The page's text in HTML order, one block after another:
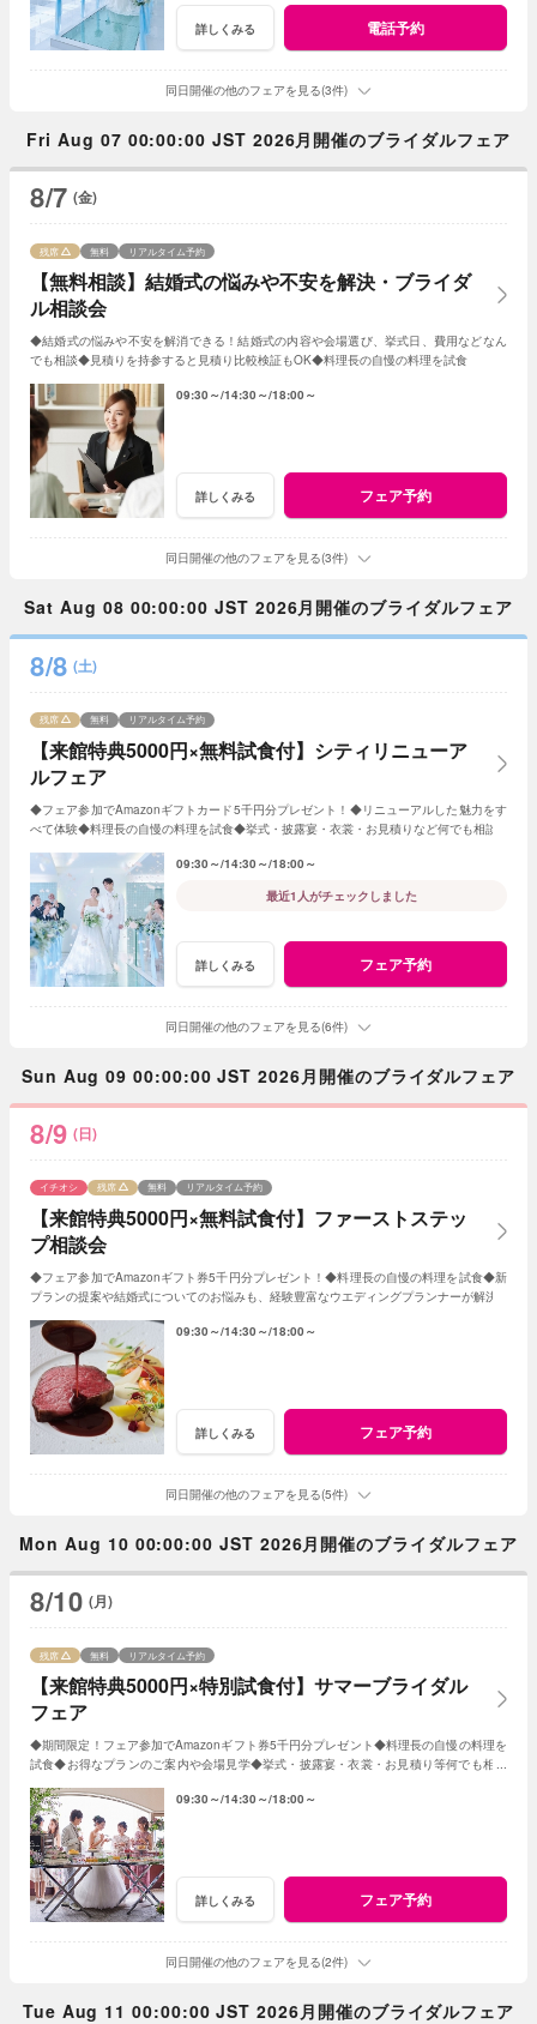
詳しくみる 電話予約
同日開催の他のフェアを見る(3件)
Fri Aug 07 00:00:00 JST 2026月開催のブライダルフェア
8/7 (金)
【無料相談】結婚式の悩みや不安を解決・ブライダ
ル相談会
残席 無料 リアルタイム予約
◆結婚式の悩みや不安を解消できる！結婚式の内容や会場選び、挙式日、費用などなん
でも相談◆見積りを持参すると見積り比較検証もOK◆料理長の自慢の料理を試食
09:30～ 14:30～ 18:00～
詳しくみる フェア予約
同日開催の他のフェアを見る(3件)
Sat Aug 08 00:00:00 JST 2026月開催のブライダルフェア
8/8 (土)
【来館特典5000円×無料試食付】シティリニューア
ルフェア
残席 無料 リアルタイム予約
◆フェア参加でAmazonギフトカード5千円分プレゼント！◆リニューアルした魅力をす
べて体験◆料理長の自慢の料理を試食◆挙式・披露宴・衣裳・お見積りなど何でも相談
09:30～ 14:30～ 18:00～
最近1人がチェックしました
詳しくみる フェア予約
同日開催の他のフェアを見る(6件)
Sun Aug 09 00:00:00 JST 2026月開催のブライダルフェア
8/9 (日)
【来館特典5000円×無料試食付】ファーストステッ
プ相談会
イチオシ 残席 無料 リアルタイム予約
◆フェア参加でAmazonギフト券5千円分プレゼント！◆料理長の自慢の料理を試食◆新
プランの提案や結婚式についてのお悩みも、経験豊富なウエディングプランナーが解決
09:30～ 14:30～ 18:00～
詳しくみる フェア予約
同日開催の他のフェアを見る(5件)
Mon Aug 10 00:00:00 JST 2026月開催のブライダルフェア
8/10 (月)
【来館特典5000円×特別試食付】サマーブライダル
フェア
残席 無料 リアルタイム予約
◆期間限定！フェア参加でAmazonギフト券5千円分プレゼント◆料理長の自慢の料理を
試食◆お得なプランのご案内や会場見学◆挙式・披露宴・衣裳・お見積り等何でも相談
09:30～ 14:30～ 18:00～
詳しくみる フェア予約
同日開催の他のフェアを見る(2件)
Tue Aug 11 00:00:00 JST 2026月開催のブライダルフェア